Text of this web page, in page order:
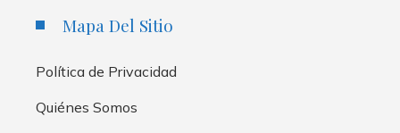
Mapa Del Sitio
Política de Privacidad
Quiénes Somos